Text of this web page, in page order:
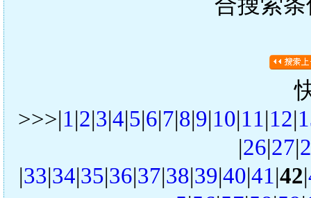
>>>|1|2|3|4|5|6|7|8|9|10|11|12|
|26|27|
|33|34|35|36|37|38|39|40|41|42|